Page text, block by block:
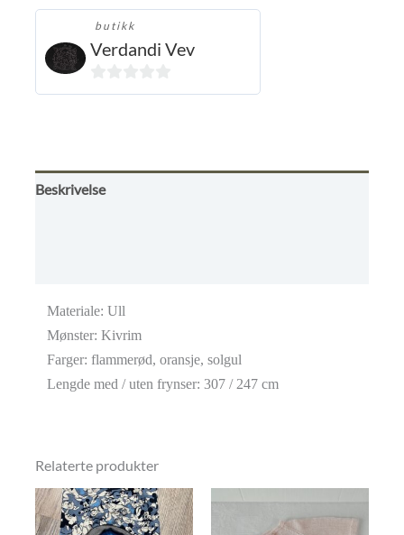
butikk
Verdandi Vev
0
Beskrivelse
Materiale: Ull
Mønster: Kivrim
Farger: flammerød, oransje, solgul
Lengde med / uten frynser: 307 / 247 cm
Relaterte produkter